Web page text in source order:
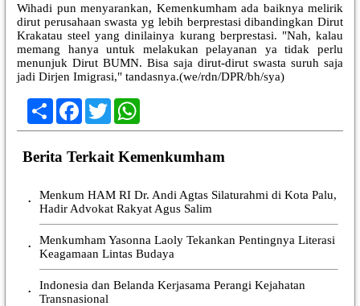
Wihadi pun menyarankan, Kemenkumham ada baiknya melirik
dirut perusahaan swasta yg lebih berprestasi dibandingkan Dirut
Krakatau steel yang dinilainya kurang berprestasi. "Nah, kalau
memang hanya untuk melakukan pelayanan ya tidak perlu
menunjuk Dirut BUMN. Bisa saja dirut-dirut swasta suruh saja
jadi Dirjen Imigrasi," tandasnya.(we/rdn/DPR/bh/sya)
ShareFacebook
TwitterWhatsApp
Berita Terkait Kemenkumham
•
Menkum HAM RI Dr. Andi Agtas Silaturahmi di Kota Palu,
Hadir Advokat Rakyat Agus Salim
•
Menkumham Yasonna Laoly Tekankan Pentingnya Literasi
Keagamaan Lintas Budaya
•
Indonesia dan Belanda Kerjasama Perangi Kejahatan
Transnasional